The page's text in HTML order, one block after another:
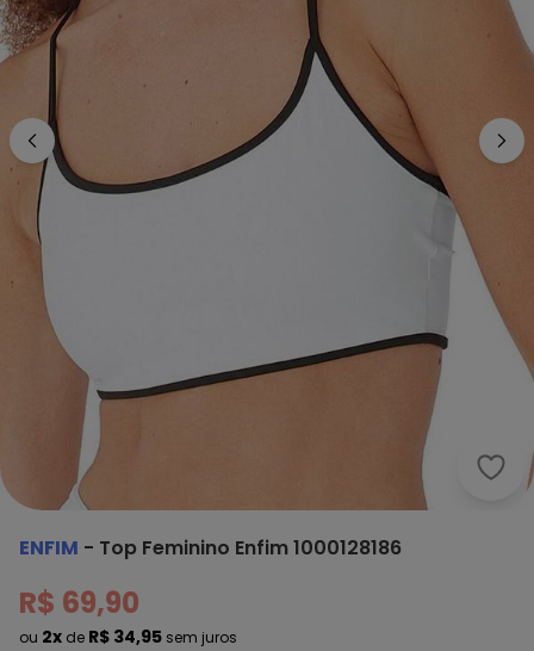
ENFIM - Top Feminino Enfim 1000128186
R$ 69,90
ou 2x de R$ 34,95 sem juros